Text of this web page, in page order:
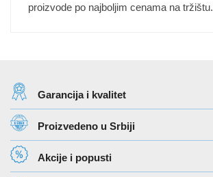
proizvode po najboljim cenama na tržištu.
Garancija i kvalitet
Proizvedeno u Srbiji
Akcije i popusti